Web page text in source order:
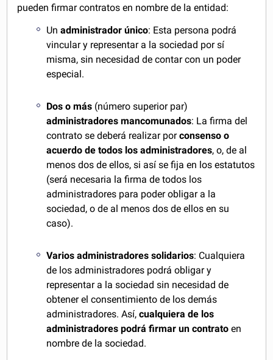
pueden firmar contratos en nombre de la entidad:
Un administrador único: Esta persona podrá
vincular y representar a la sociedad por sí
misma, sin necesidad de contar con un poder
especial.
Dos o más (número superior par)
administradores mancomunados: La firma del
contrato se deberá realizar porconsenso o
acuerdo de todos los administradores, o, de al
menos dos de ellos, si así se fija en los estatutos
(será necesaria la firma de todos los
administradores para poder obligar a la
sociedad, o de al menos dos de ellos en su
caso).
Varios administradores solidarios: Cualquiera
de los administradores podrá obligar y
representar a la sociedad sin necesidad de
obtener el consentimiento de los demás
administradores. Así,cualquiera de los
administradores podrá firmar un contrato en
nombre de la sociedad.